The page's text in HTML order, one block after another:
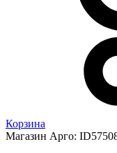
Корзина
Магазин Арго: